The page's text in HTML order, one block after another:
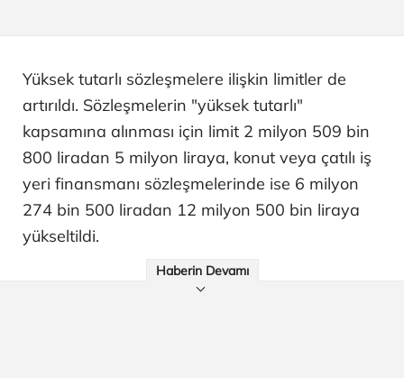
Yüksek tutarlı sözleşmelere ilişkin limitler de
artırıldı. Sözleşmelerin "yüksek tutarlı"
kapsamına alınması için limit 2 milyon 509 bin
800 liradan 5 milyon liraya, konut veya çatılı iş
yeri finansmanı sözleşmelerinde ise 6 milyon
274 bin 500 liradan 12 milyon 500 bin liraya
yükseltildi.
Haberin Devamı